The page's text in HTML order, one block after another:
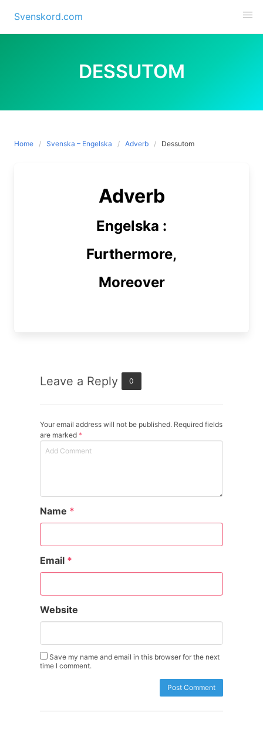
content
Svenskord.com
DESSUTOM
Home Svenska – Engelska Adverb Dessutom
Adverb
Engelska :
Furthermore,
Moreover
Leave a Reply 0
Your email address will not be published. Required fields
are marked *
Name *
Email *
Website
Save my name and email in this browser for the next
time I comment.